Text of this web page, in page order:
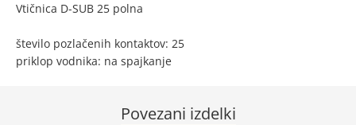
Vtičnica D-SUB 25 polna
število pozlačenih kontaktov: 25
priklop vodnika: na spajkanje
Povezani izdelki